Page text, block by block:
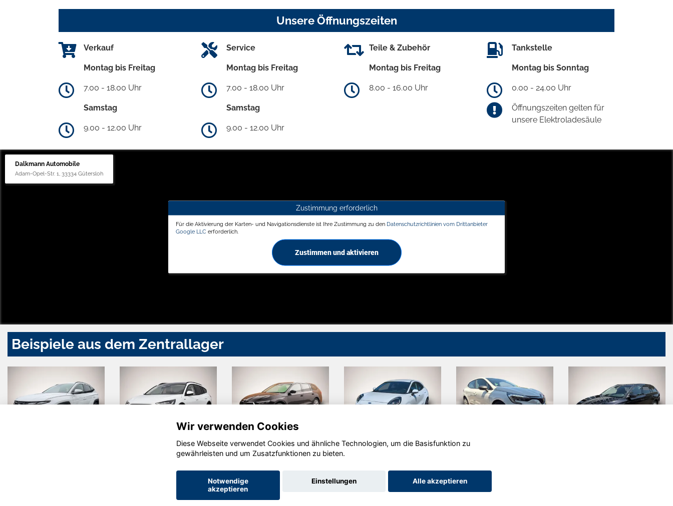
Unsere Öffnungszeiten
Verkauf
Montag bis Freitag
7.00 - 18.00 Uhr
Samstag
9.00 - 12.00 Uhr
Service
Montag bis Freitag
7.00 - 18.00 Uhr
Samstag
9.00 - 12.00 Uhr
Teile & Zubehör
Montag bis Freitag
8.00 - 16.00 Uhr
Tankstelle
Montag bis Sonntag
0.00 - 24.00 Uhr
Öffnungszeiten gelten für
unsere Elektroladesäule
Dalkmann Automobile
Adam-Opel-Str. 1, 33334 Gütersloh
Zustimmung erforderlich
Für die Aktivierung der Karten- und Navigationsdienste ist Ihre Zustimmung zu den Datenschutzrichtlinien vom Drittanbieter
Google LLC erforderlich.
Zustimmen und aktivieren
Beispiele aus dem Zentrallager
Ford Focus Skoda
Octavia
Ford Puma
Wir verwenden Cookies
Diese Webseite verwendet Cookies und ähnliche Technologien, um die Basisfunktion zu
gewährleisten und um Zusatzfunktionen zu bieten.
Notwendige
akzeptieren
Einstellungen Alle akzeptieren